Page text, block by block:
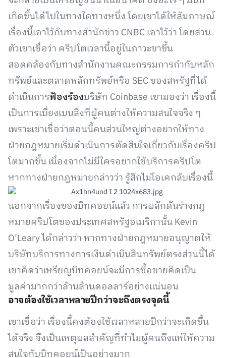
เกิดขึ้นได้ไปในทางใดทางหนึ่ง โดยเขาได้ให้สัมภาษณ์
เรื่องนี้เอาไว้กับทางสำนักข่าว CNBC เอาไว้ว่า โดยส่วน
ตัวเขาเชื่อว่า คริปโตเวลานี้อยู่ในภาวะขาขึ้น
สอดคล้องกับทางสำนักงานคณะกรรมการกำกับหลัก
ทรัพย์และตลาดหลักทรัพย์หรือ SEC ของสหรัฐที่ได้
ดำเนินการฟ้องร้องบริษัท Coinbase เขามองว่า เรื่องนี้
เป็นการเบี่ยงเบนสิ่งที่ผู้คนต่างให้ความสนใจจริง ๆ
เพราะเขาเชื่อว่าตอนนี้คนส่วนใหญ่ต่างอยากให้ทาง
ฝ่ายกฎหมายเริ่มดำเนินการตัดสินใจเกี่ยวกับเรื่องคริป
โตมากขึ้น เนื่องจากไม่มีใครอยากใช้บริการคริปโต
หากทางฝ่ายกฎหมายกล่าวว่า รู้สึกไม่โอเคกลับเรื่องนี้
นอกจากเรื่องของบิทคอยน์แล้ว การผลักดันร่างกฎ
หมายคริปโตของประเทศสหรัฐอเมริกานั้น Kevin
O’Leary ได้กล่าวว่า หากทางฝ่ายกฎหมายอนุญาตให้
บริษัทบริการทางการเงินดำเนินสินทรัพย์ตรงส่วนนี้ได้
เขาคิดว่าเหรียญบิทคอยน์จะมีการซื้อขายคิดเป็น
มูลค่ามากกว่าล้านล้านดอลลาร์อย่างแน่นอน
อาจต้องใช้เวลาหลายปีกว่าจะถึงตรงจุดนี้
เขาเชื่อว่า เรื่องนี้คงต้องใช้เวลาหลายปีกว่าจะเกิดขึ้น
ได้จริง จึงเป็นเหตุผลสำคัญที่ทำไมผู้คนถึงแห่ให้ความ
สนใจกับบิทคอยน์เป็นอย่างมาก